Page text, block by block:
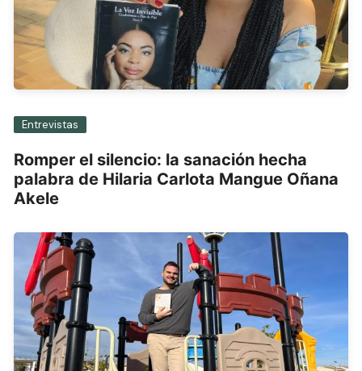
Entrevistas
Romper el silencio: la sanación hecha
palabra de Hilaria Carlota Mangue Oñana
Akele